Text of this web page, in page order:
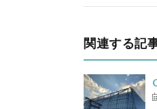
関連する記